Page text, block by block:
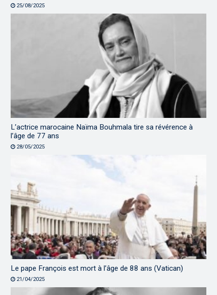
25/08/2025
L’actrice marocaine Naïma Bouhmala tire sa révérence à
l’âge de 77 ans
28/05/2025
Le pape François est mort à l’âge de 88 ans (Vatican)
21/04/2025